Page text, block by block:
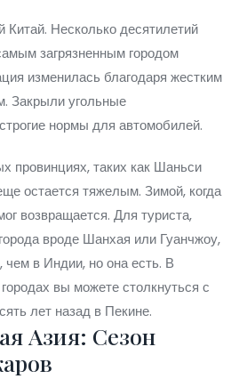
Китай. Несколько десятилетий
загрязненным городом
изменилась благодаря жестким
Закрыли угольные
нормы для автомобилей.
провинциях, таких как Шаньси
остается тяжелым. Зимой, когда
возвращается. Для туриста,
вроде Шанхая или Гуанчжоу,
чем в Индии, но она есть. В
вы можете столкнуться с
лет назад в Пекине.
Азия: Сезон